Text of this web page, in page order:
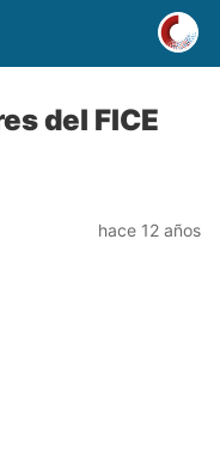
del FICE
hace 12 años